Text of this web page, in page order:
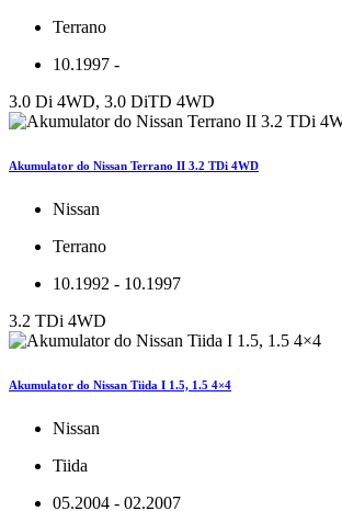
Terrano
10.1997 -
3.0 Di 4WD, 3.0 DiTD 4WD
Akumulator do Nissan Terrano II 3.2 TDi 4WD
Nissan
Terrano
10.1992 - 10.1997
3.2 TDi 4WD
Akumulator do Nissan Tiida I 1.5, 1.5 4×4
Nissan
Tiida
05.2004 - 02.2007